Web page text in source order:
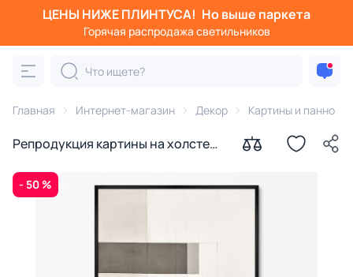
ЦЕНЫ НИЖЕ ПЛИНТУСА! Но выше паркета
Горячая распродажа светильников
Главная Интернет-магазин Декор Картины и панно
Репродукция картины на холсте
- 50 %